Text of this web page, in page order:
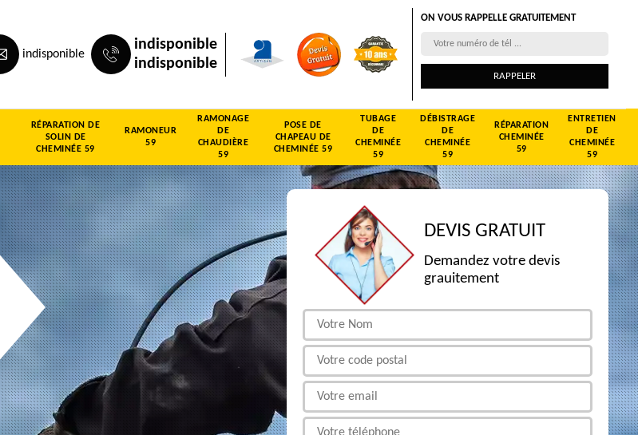
indisponible
indisponible
indisponible
ON VOUS RAPPELLE GRATUITEMENT
RÉPARATION DE
SOLIN DE
CHEMINÉE 59
RAMONEUR
59
RAMONAGE
DE
CHAUDIÈRE
59
POSE DE
CHAPEAU DE
CHEMINÉE 59
TUBAGE
DE
CHEMINÉE
59
DÉBISTRAGE
DE
CHEMINÉE
59
RÉPARATION
CHEMINÉE
59
ENTRETIEN
DE
CHEMINÉE
59
DEVIS GRATUIT
Demandez votre devis
grauitement